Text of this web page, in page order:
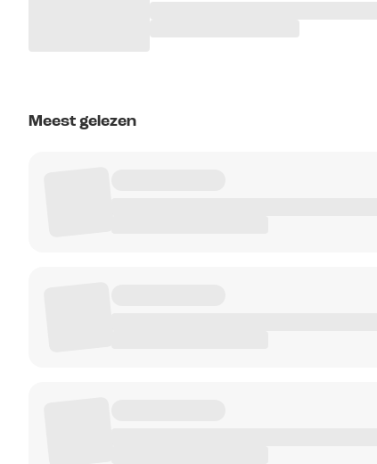
Meest gelezen